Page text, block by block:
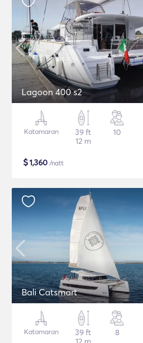
Lagoon 400 s2
Katamaran
39 ft
12 m
10
$1,360 /natt
Bali Catsmart
Katamaran
39 ft
12 m
8